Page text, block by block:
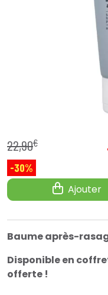
22,90€
-30%
Ajouter
Baume après-
Disponible en
offerte !